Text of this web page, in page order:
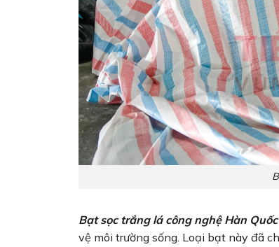
Bạt sọc trắng lá công nghệ Hàn Quốc
vệ môi trường sống. Loại bạt này đã